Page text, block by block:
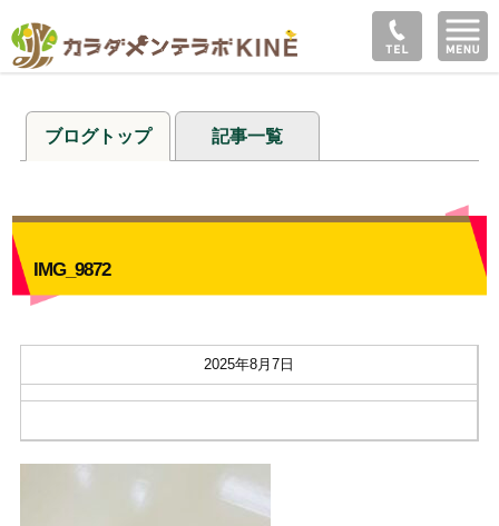
ブログトップ 記事一覧
IMG_9872
2025年8月7日